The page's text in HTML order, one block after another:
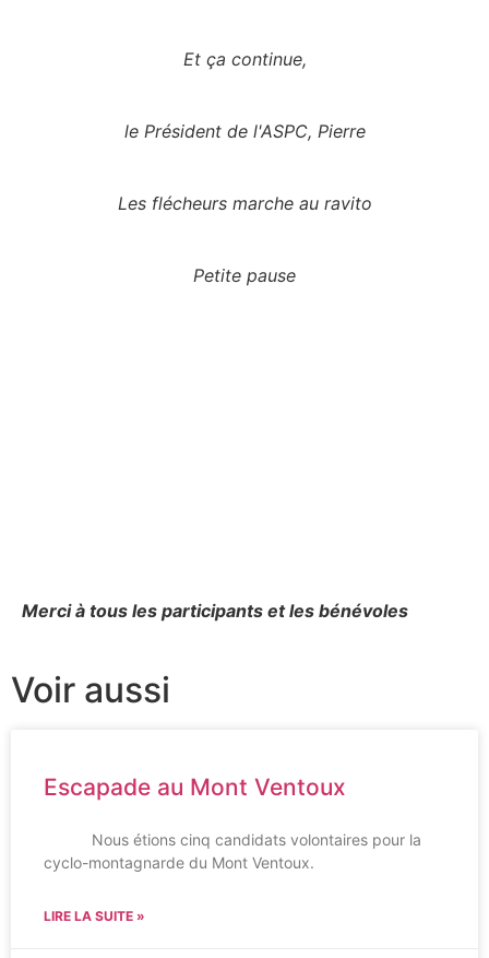
Et ça continue,
le Président de l'ASPC, Pierre
Les flécheurs marche au ravito
Petite pause
Merci à tous les participants et les bénévoles
Voir aussi
Escapade au Mont Ventoux
Nous étions cinq candidats volontaires pour la
cyclo-montagnarde du Mont Ventoux.
LIRE LA SUITE »